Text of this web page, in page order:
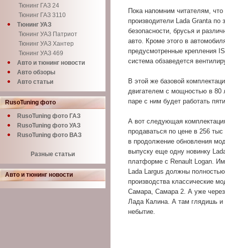
Тюнинг ГАЗ 24
Тюнинг ГАЗ 3110
Тюнинг УАЗ
Тюнинг УАЗ Патриот
Тюнинг УАЗ Хантер
Тюнинг УАЗ 469
Авто и тюнинг новости
Авто обзоры
Авто статьи
RusoTuning фото
RusoTuning фото ГАЗ
RusoTuning фото УАЗ
RusoTuning фото ВАЗ
Разные статьи
Авто и тюнинг новости
Пока напомним читателям,
производители Lada Granta по
безопасности, брусья и
авто. Кроме этого в
предусмотренные крепления
система обзаведется
В этой же базовой
двигателем с мощностью в 80
паре с ним будет работать
А вот следующая
продаваться по цене в 256
в продолжение обновления
выпуску еще одну новинку
платформе с Renault Logan.
Lada Largus должны
производства классические
Самара, Самара 2. А уже
Лада Калина. А там глядишь
небытие.